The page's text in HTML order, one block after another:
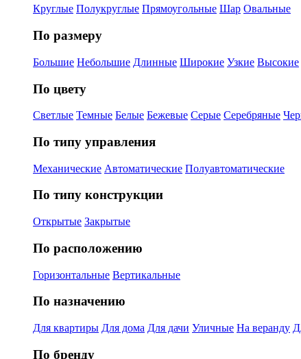
Круглые Полукруглые Прямоугольные Шар Овальные
По размеру
Большие Небольшие Длинные Широкие Узкие Высокие
По цвету
Светлые Темные Белые Бежевые Серые Серебряные
По типу управления
Механические Автоматические Полуавтоматические
По типу конструкции
Открытые Закрытые
По расположению
Горизонтальные Вертикальные
По назначению
Для квартиры Для дома Для дачи Уличные На веранду
По бренду